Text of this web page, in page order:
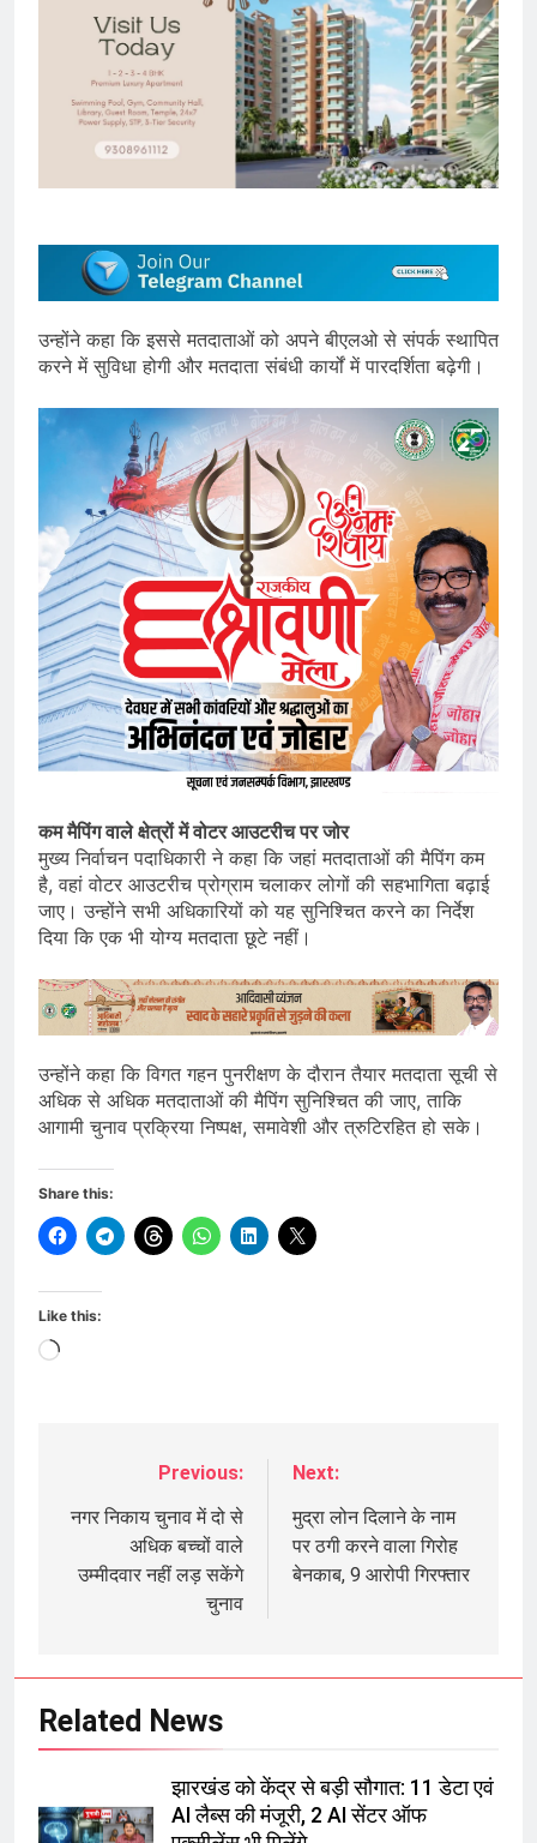
उन्होंने कहा कि इससे मतदाताओं को अपने बीएलओ से संपर्क स्थापित
करने में सुविधा होगी और मतदाता संबंधी कार्यों में पारदर्शिता बढ़ेगी।
कम मैपिंग वाले क्षेत्रों में वोटर आउटरीच पर जोर
मुख्य निर्वाचन पदाधिकारी ने कहा कि जहां मतदाताओं की मैपिंग कम
है, वहां वोटर आउटरीच प्रोग्राम चलाकर लोगों की सहभागिता बढ़ाई
जाए। उन्होंने सभी अधिकारियों को यह सुनिश्चित करने का निर्देश
दिया कि एक भी योग्य मतदाता छूटे नहीं।
उन्होंने कहा कि विगत गहन पुनरीक्षण के दौरान तैयार मतदाता सूची से
अधिक से अधिक मतदाताओं की मैपिंग सुनिश्चित की जाए, ताकि
आगामी चुनाव प्रक्रिया निष्पक्ष, समावेशी और त्रुटिरहित हो सके।
Share this:
Like this:
Loading…
navigation
Previous:
नगर निकाय चुनाव में दो से
अधिक बच्चों वाले
उम्मीदवार नहीं लड़ सकेंगे
चुनाव
Next:
मुद्रा लोन दिलाने के नाम
पर ठगी करने वाला गिरोह
बेनकाब, 9 आरोपी गिरफ्तार
Related News
झारखंड को केंद्र से बड़ी सौगात: 11 डेटा एवं
AI लैब्स की मंजूरी, 2 AI सेंटर ऑफ